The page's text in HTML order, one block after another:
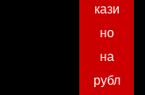
кази
но
на
рубл